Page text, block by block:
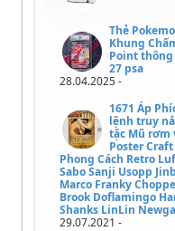
Thẻ
Khung
Point thông
27 psa
28.04.2025 -
1671 Áp
lệnh truy
tặc Mũ rơm
Poster
Phong Cách Retro
Sabo Sanji Usopp
Marco Franky
Brook Doflamingo
Shanks LinLin
29.07.2021 -